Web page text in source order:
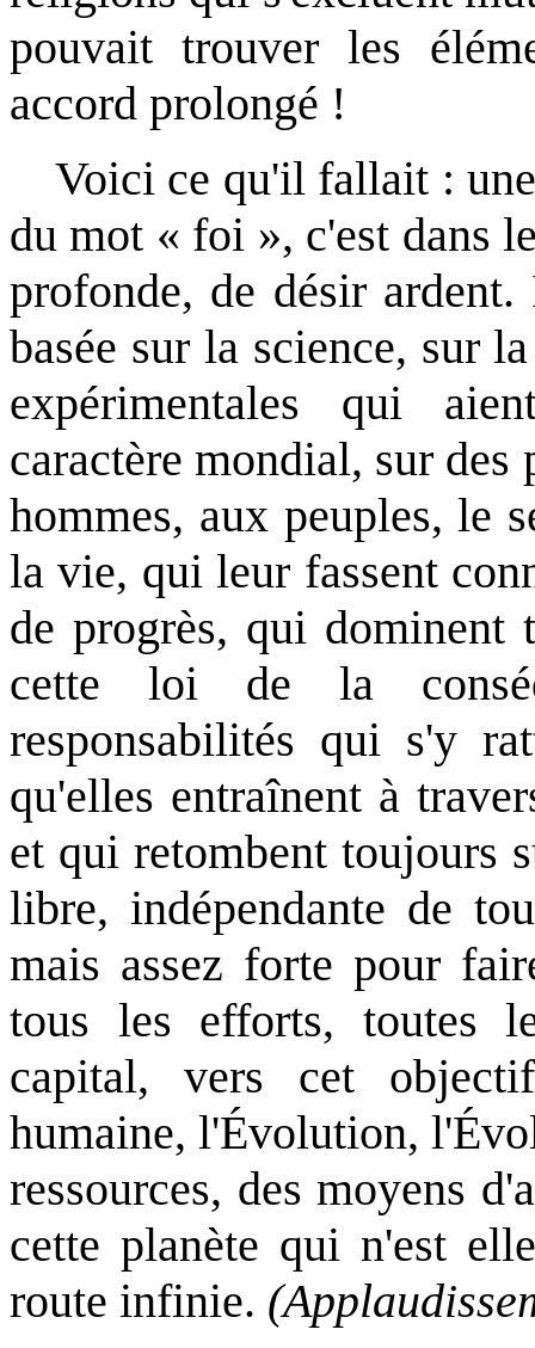
pouvait trouver les
accord prolongé !
Voici ce qu'il fallait :
du mot « foi », c'est dans
profonde, de désir
basée sur la science, sur
expérimentales qui
caractère mondial, sur
hommes, aux peuples, le
la vie, qui leur fassent
de progrès, qui dominent
cette loi de la
responsabilités qui s'y
qu'elles entraînent à
et qui retombent toujours
libre, indépendante de
mais assez forte pour
tous les efforts, toutes
capital, vers cet
humaine, l'Évolution,
ressources, des moyens
cette planète qui n'est
route infinie.